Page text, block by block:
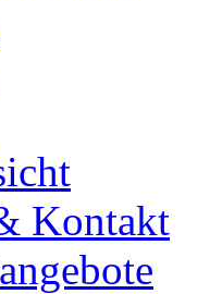
Kontakt